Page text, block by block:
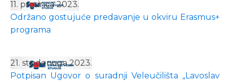
11. prosinca 2023.
Održano gostujuće predavanje u okviru Erasmus+
programa
21. studenoga 2023.
Potpisan Ugovor o suradnji Veleučilišta „Lavoslav